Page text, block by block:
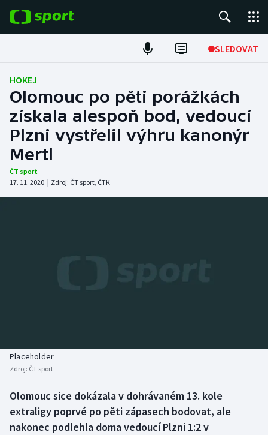
SLEDOVAT
Fotbal
Hokej
Tenis
Atletika
Boby a skeleton
Box
Curling
AZ kvíz
HOKEJ
Olomouc po pěti porážkách
získala alespoň bod, vedoucí
Plzni vystřelil výhru kanonýr
Mertl
ČT sport
17. 11. 2020 | Zdroj: ČT sport, ČTK
Placeholder
Zdroj: ČT sport
Olomouc sice dokázala v dohrávaném 13. kole
extraligy poprvé po pěti zápasech bodovat, ale
nakonec podlehla doma vedoucí Plzni 1:2 v